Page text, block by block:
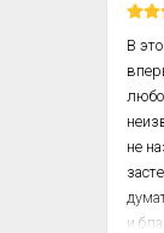
В
не
и